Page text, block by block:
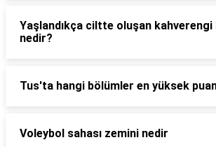
Yaşlandıkça ciltte oluşan
nedir?
Tus'ta hangi bölümler en yüksek
Voleybol sahası zemini nedir